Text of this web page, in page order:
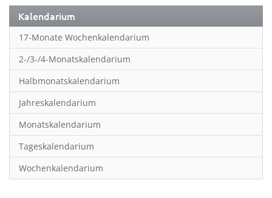
Länder & Städte
Landschaft & Natur
Lifestyle
Literatur
Manga & Animé
Neutrale Kalender
Partner- & Wandplaner
Planung & Organisation
Kalendarium
17-Monate Wochenkalendarium
2-/3-/4-Monatskalendarium
Halbmonatskalendarium
Jahreskalendarium
Monatskalendarium
Tageskalendarium
Wochenkalendarium